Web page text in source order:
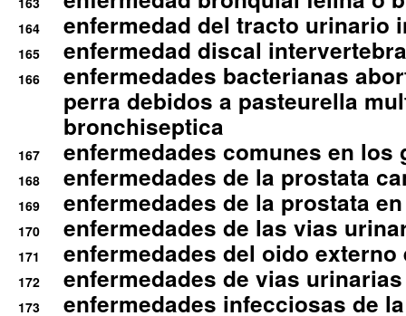
164 enfermedad del tracto urinario
165 enfermedad discal
166
enfermedades bacterianas
perra debidos a pasteurella
bronchiseptica
167 enfermedades comunes en los
168 enfermedades de la prostata
169 enfermedades de la prostata
170 enfermedades de las vias
171 enfermedades del oido
172 enfermedades de vias
173 enfermedades infecciosas de